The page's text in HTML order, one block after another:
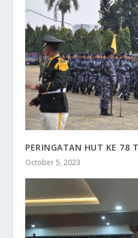
PERINGATAN HUT KE 78
October 5, 2023